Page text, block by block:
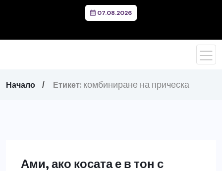
07.08.2026
Начало Етикет: комбиниране на прическа
Ами, ако косата е в тон с